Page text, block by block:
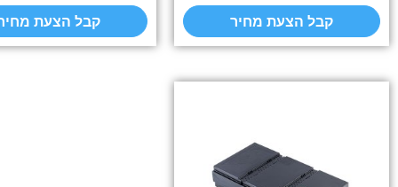
קבל הצעת מחיר קבל הצעת מחיר